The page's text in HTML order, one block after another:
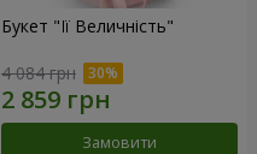
Букет "Її Величність"
4 084 грн
Замовити